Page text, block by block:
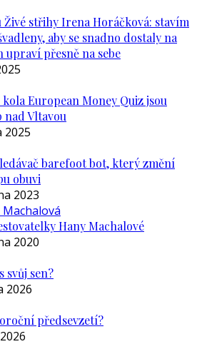
střihy Irena Horáčková: stavím
aby se snadno dostaly na
upraví přesně na sebe
European Money Quiz jsou
Vltavou
2025
barefoot bot, který změní
obuvi
2023
Hany Machalové
2020
svůj sen?
2026
předsevzetí?